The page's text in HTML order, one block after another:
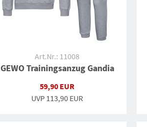
Art.Nr.: 11008
GEWO Trainingsanzug Gandia
59,90 EUR
UVP 113,90 EUR